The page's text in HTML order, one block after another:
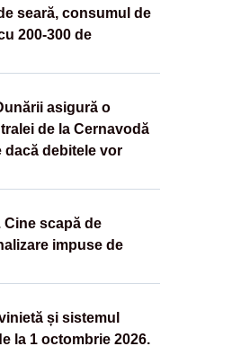
seară, consumul de
200-300 de
asigură o
de la Cernavodă
dacă debitele vor
Cine scapă de
impuse de
și sistemul
la 1 octombrie 2026.